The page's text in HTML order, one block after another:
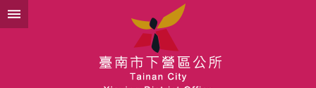
跳到主要內容區塊